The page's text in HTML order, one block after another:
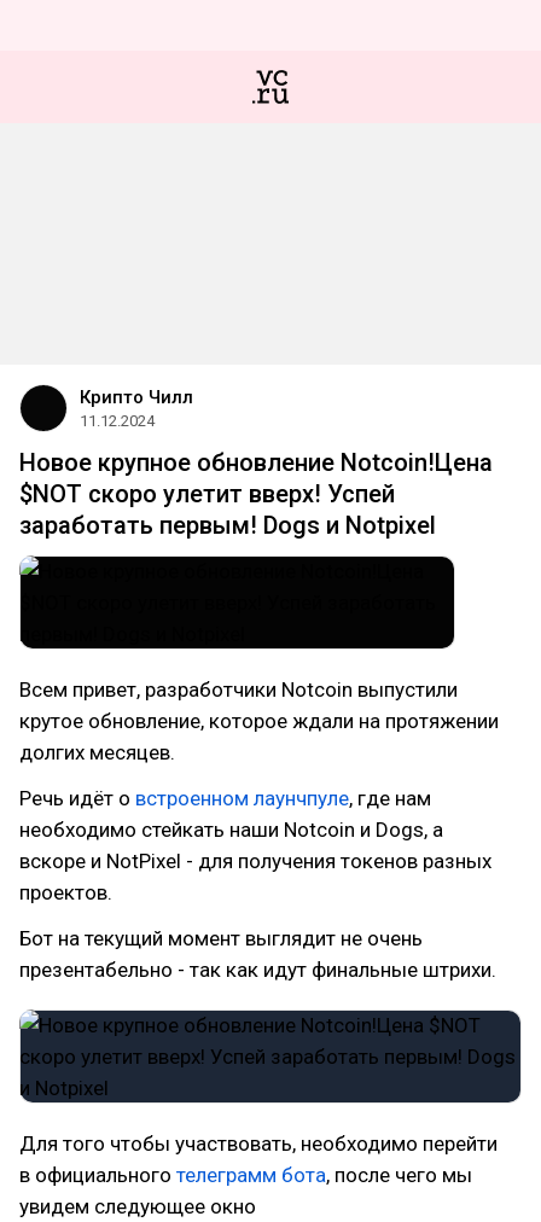
Крипто Чилл
11.12.2024
Новое крупное обновление Notcoin!Цена
$NOT скоро улетит вверх! Успей
заработать первым! Dogs и Notpixel
Всем привет, разработчики Notcoin выпустили
крутое обновление, которое ждали на протяжении
долгих месяцев.
Речь идёт о встроенном лаунчпуле, где нам
необходимо стейкать наши Notcoin и Dogs, а
вскоре и NotPixel - для получения токенов разных
проектов.
Бот на текущий момент выглядит не очень
презентабельно - так как идут финальные штрихи.
Для того чтобы участвовать, необходимо перейти
в официального телеграмм бота, после чего мы
увидем следующее окно